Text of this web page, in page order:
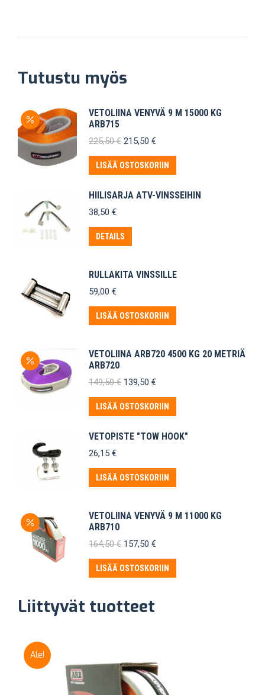
Tutustu myös
VETOLIINA VENYVÄ 9 M 15000 KG
ARB715
225,50€ Alkuperäinen
oli:
225,50 €.
215,50 €Nykyinen
on:
215,50 €.
LISÄÄ OSTOSKORIIN
HIILISARJA ATV-VINSSEIHIN
38,50 €
DETAILS
RULLAKITA VINSSILLE
59,00 €
LISÄÄ OSTOSKORIIN
VETOLIINA ARB720 4500 KG 20 METRIÄ
ARB720
149,50€ Alkuperäinen
oli:
149,50 €.
139,50 €Nykyinen
on:
139,50 €.
LISÄÄ OSTOSKORIIN
VETOPISTE "TOW HOOK"
26,15 €
LISÄÄ OSTOSKORIIN
VETOLIINA VENYVÄ 9 M 11000 KG
ARB710
164,50€ Alkuperäinen
oli:
164,50 €.
157,50 €Nykyinen
on:
157,50 €.
LISÄÄ OSTOSKORIIN
Liittyvät tuotteet
Ale!